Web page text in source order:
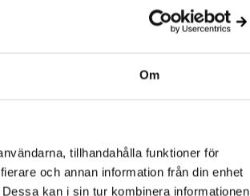
Om
tillhandahålla funktioner för
och annan information från din enhet
kan i sin tur kombinera informationen